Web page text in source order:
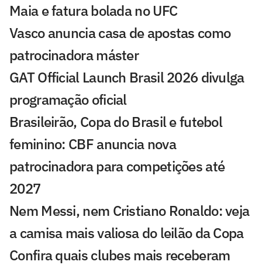
Maia e fatura bolada no UFC
Vasco anuncia casa de apostas como
patrocinadora máster
GAT Official Launch Brasil 2026 divulga
programação oficial
Brasileirão, Copa do Brasil e futebol
feminino: CBF anuncia nova
patrocinadora para competições até
2027
Nem Messi, nem Cristiano Ronaldo: veja
a camisa mais valiosa do leilão da Copa
Confira quais clubes mais receberam